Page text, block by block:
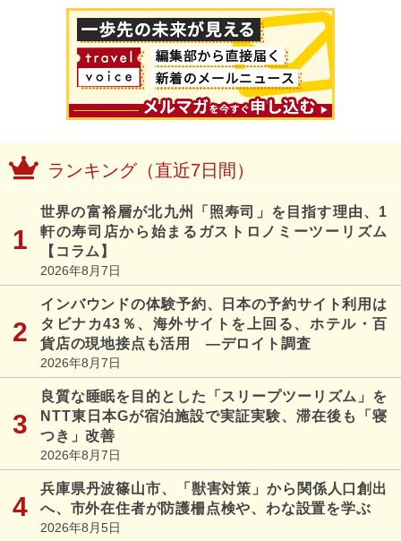
ランキング（直近7日間）
世界の富裕層が北九州「照寿司」を目指す理由、1
軒の寿司店から始まるガストロノミーツーリズム
【コラム】
2026年8月7日
インバウンドの体験予約、日本の予約サイト利用は
タビナカ43％、海外サイトを上回る、ホテル・百
貨店の現地接点も活用 ―デロイト調査
2026年8月7日
良質な睡眠を目的とした「スリープツーリズム」を
NTT東日本Gが宿泊施設で実証実験、滞在後も「寝
つき」改善
2026年8月7日
兵庫県丹波篠山市、「獣害対策」から関係人口創出
へ、市外在住者が防護柵点検や、わな設置を学ぶ
2026年8月5日